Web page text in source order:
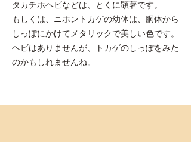
タカチホヘビなどは、とくに顕著です。
もしくは、ニホントカゲの幼体は、胴体から
しっぽにかけてメタリックで美しい色です。
ヘビはありませんが、トカゲのしっぽをみた
のかもしれませんね。